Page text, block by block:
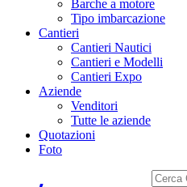
Barche a motore
Tipo imbarcazione
Cantieri
Cantieri Nautici
Cantieri e Modelli
Cantieri Expo
Aziende
Venditori
Tutte le aziende
Quotazioni
Foto